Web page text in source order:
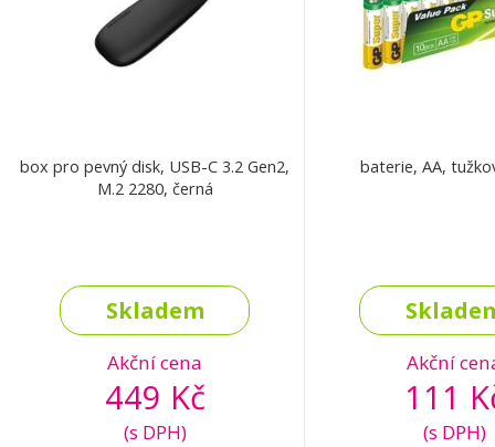
box pro pevný disk, USB-C 3.2 Gen2,
M.2 2280, černá
Skladem
Akční cena
449 Kč
(s DPH)
baterie, AA,
Akční
111
(s DPH)